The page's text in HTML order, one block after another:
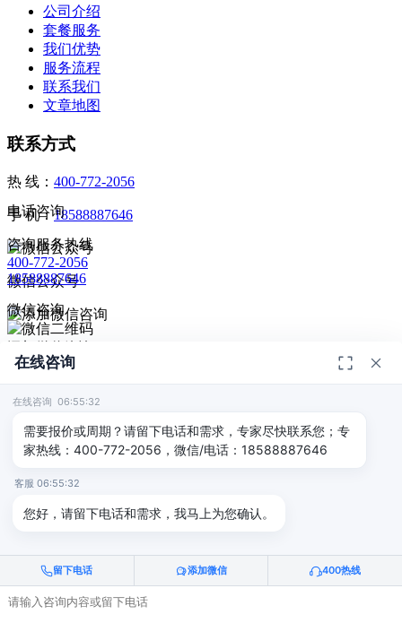
公司介绍
套餐服务
我们优势
服务流程
联系我们
文章地图
联系方式
热 线： 400-772-2056
手 机：18588887646
微信公众号
© 2026深圳市德恺检测有限公司版权所有 -宣传册|粤ICP备
2025393459号-1
电话咨询
咨询服务热线
400-772-2056
18588887646
微信咨询
扫码添加微信咨询
给我回电
在线咨询
在线咨询 06:55:32
需要报价或周期？请留下电话和需求，专家尽快联系您；专
家热线：400-772-2056，微信/电话：18588887646
客服 06:55:32
您好，请留下电话和需求，我马上为您确认。
留下电话 添加微信 400热线